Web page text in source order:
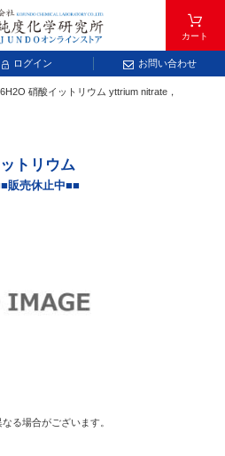
カート
ログイン お問い合わせ
号で検索する
れます。拡大した表から元素記号をタップ
2O 硝酸イットリウム yttrium nitrate，
トリウム
売休止中■■
る場合がございます。